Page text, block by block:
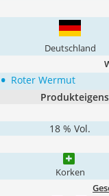
Deutschland
• Roter Wermut
18 % Vol.
Korken